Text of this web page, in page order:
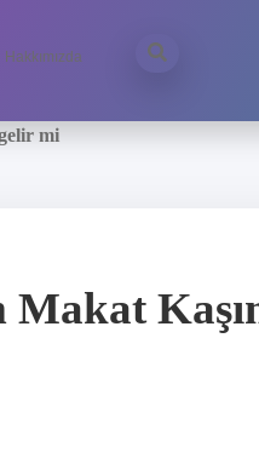
Hakkımızda
mi